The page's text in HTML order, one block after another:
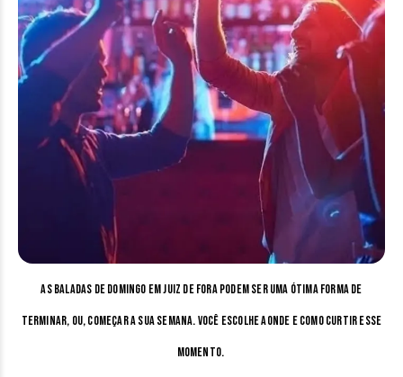
As baladas de domingo em Juiz de Fora podem ser uma ótima forma de
terminar, ou, começar a sua semana. Você escolhe aonde e como curtir esse
momento.